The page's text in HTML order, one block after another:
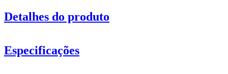
Detalhes do produto
Especificações